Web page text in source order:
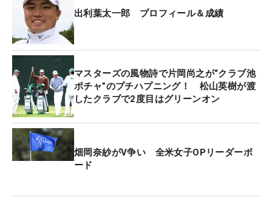
出利葉太一郎 プロフィール＆成績
マスターズの風物詩で片岡尚之が“クラブ池
ポチャ”のプチハプニング！ 松山英樹が渡
したクラブで2度目はグリーンオン
畑岡奈紗がV争い 全米女子OPリーダーボ
ード